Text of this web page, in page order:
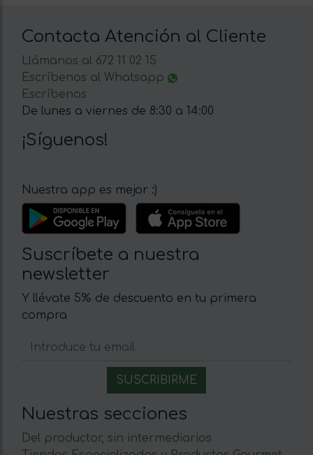
Contacta Atención al Cliente
Llámanos al 672 11 02 15
Escríbenos al Whatsapp
Escríbenos
De lunes a viernes de 8:30 a 14:00
¡Síguenos!
Nuestra app es mejor :)
Suscríbete a nuestra
newsletter
Y llévate 5% de descuento en tu primera
compra
Nuestras secciones
Del productor, sin intermediarios